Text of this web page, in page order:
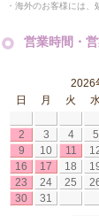
・海外のお客様には
営業時間・
2026
日
月 火
2
3 4 5
9
10 11
16
17 18
23
24 25
30
31